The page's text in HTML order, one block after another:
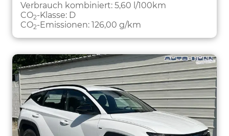
Verbrauch kombiniert: 5,60 l/100km
CO2-Klasse: D
CO2-Emissionen: 126,00 g/km